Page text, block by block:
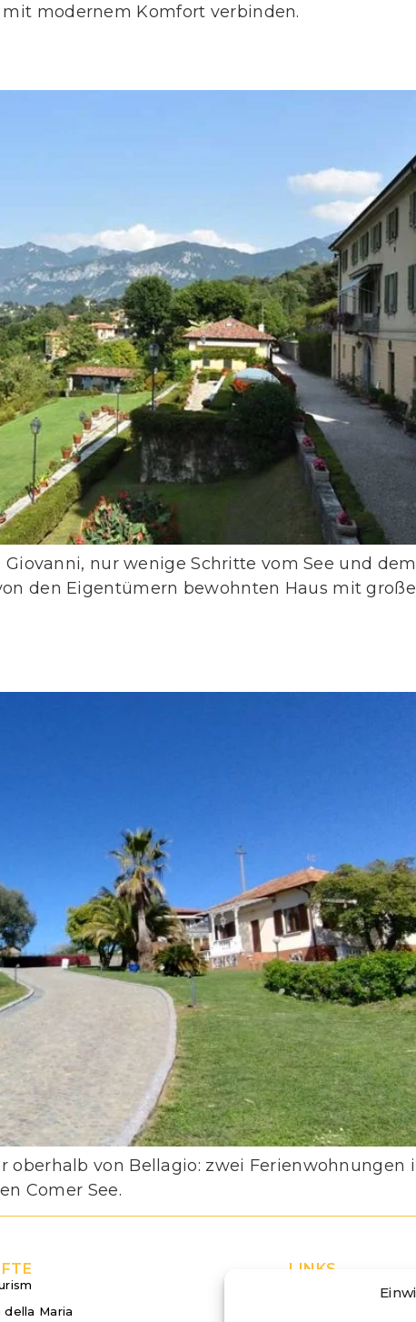
modernem Komfort verbinden.
nur wenige Schritte vom See und
den Eigentümern bewohnten Haus mit
von Bellagio: zwei Ferienwohnungen
Comer See.
Maria
LINKS